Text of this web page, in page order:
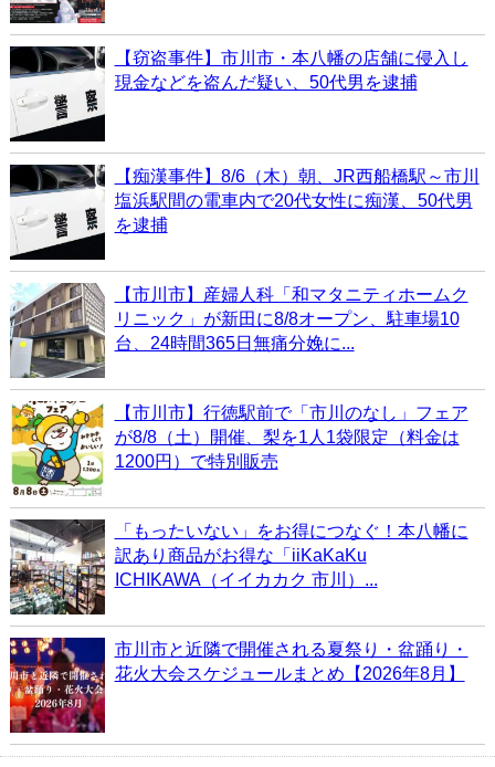
【窃盗事件】市川市・本八幡の店舗に侵入し
現金などを盗んだ疑い、50代男を逮捕
【痴漢事件】8/6（木）朝、JR西船橋駅～市川
塩浜駅間の電車内で20代女性に痴漢、50代男
を逮捕
【市川市】産婦人科「和マタニティホームク
リニック」が新田に8/8オープン、駐車場10
台、24時間365日無痛分娩に...
【市川市】行徳駅前で「市川のなし」フェア
が8/8（土）開催、梨を1人1袋限定（料金は
1200円）で特別販売
「もったいない」をお得につなぐ！本八幡に
訳あり商品がお得な「iiKaKaKu
ICHIKAWA（イイカカク 市川）...
市川市と近隣で開催される夏祭り・盆踊り・
花火大会スケジュールまとめ【2026年8月】